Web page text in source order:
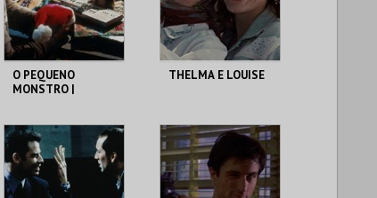
COMPRAR COMPRAR
O PEQUENO
MONSTRO |
CAPITÓLIO.
MAIS INFO
THELMA E LOUISE
CAPITÓLIO.
MAIS INFO